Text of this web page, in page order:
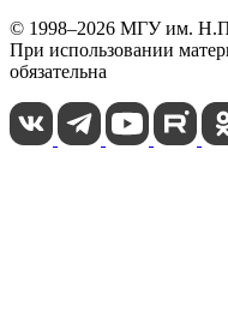
© 1998–2026 МГУ им.
При использовании
обязательна